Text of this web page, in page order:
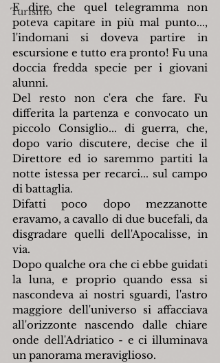
Turismo
E dire che quel telegramma non
poteva capitare in più mal punto...,
l'indomani si doveva partire in
escursione e tutto era pronto! Fu una
doccia fredda specie per i giovani
alunni.
Del resto non c'era che fare. Fu
differita la partenza e convocato un
piccolo Consiglio... di guerra, che,
dopo vario discutere, decise che il
Direttore ed io saremmo partiti la
notte istessa per recarci... sul campo
di battaglia.
Difatti poco dopo mezzanotte
eravamo, a cavallo di due bucefali, da
disgradare quelli dell'Apocalisse, in
via.
Dopo qualche ora che ci ebbe guidati
la luna, e proprio quando essa si
nascondeva ai nostri sguardi, l'astro
maggiore dell'universo si affacciava
all'orizzonte nascendo dalle chiare
onde dell'Adriatico - e ci illuminava
un panorama meraviglioso.